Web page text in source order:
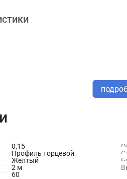
0,15
Профиль торцевой
Желтый
2 м
60